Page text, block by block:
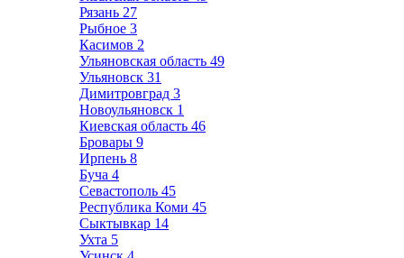
Рязань 27
Рыбное 3
Касимов 2
Ульяновская область 49
Ульяновск 31
Димитровград 3
Новоульяновск 1
Киевская область 46
Бровары 9
Ирпень 8
Буча 4
Севастополь 45
Республика Коми 45
Сыктывкар 14
Ухта 5